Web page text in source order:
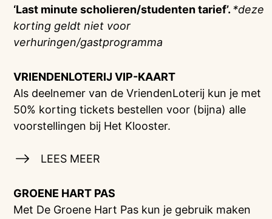
‘Last minute scholieren/studenten tarief’. *deze
korting geldt niet voor
verhuringen/gastprogramma
VRIENDENLOTERIJVIP-KAART
Als deelnemer van de VriendenLoterij kun je met
50% korting tickets bestellen voor (bijna) alle
voorstellingen bij Het Klooster.
LEES MEER
GROENE HART PAS
Met De Groene Hart Pas kun je gebruik maken